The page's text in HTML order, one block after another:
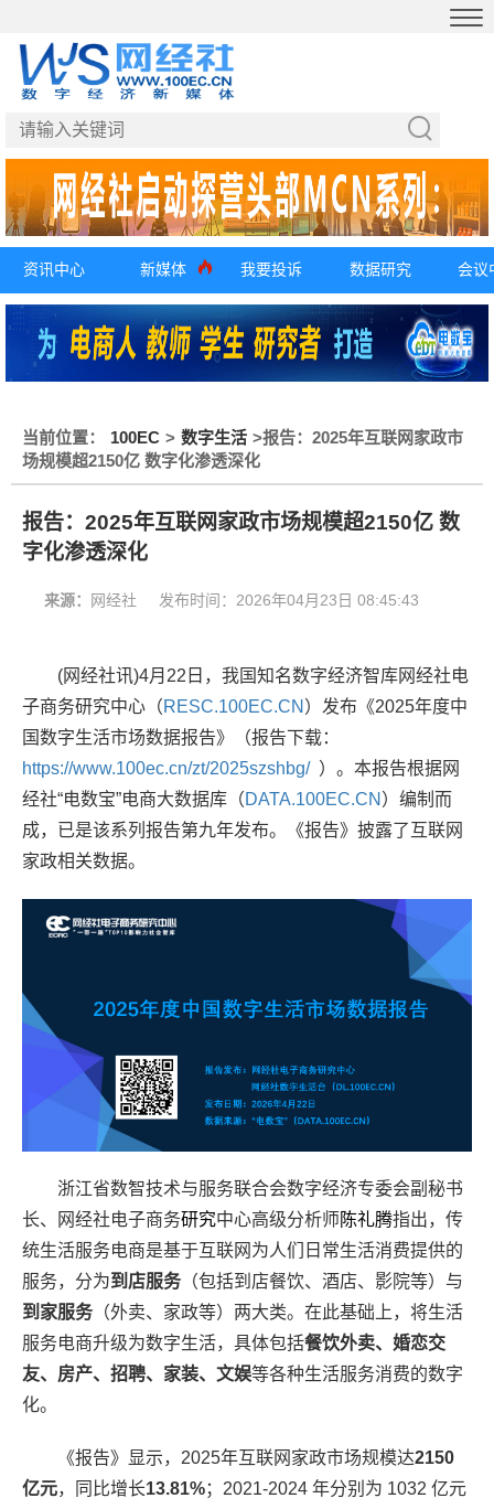
资讯中心 新媒体 我要投诉 数据研究 会议
当前位置： 100EC > 数字生活 >报告：2025年互联网家政市
场规模超2150亿 数字化渗透深化
报告：2025年互联网家政市场规模超2150亿 数
字化渗透深化
来源： 网经社 发布时间： 2026年04月23日 08:45:43
(网经社讯)4月22日，我国知名数字经济智库网经社电
子商务研究中心（RESC.100EC.CN ）发布《2025年度中
国数字生活市场数据报告》（报告下载：
https://www.100ec.cn/zt/2025szshbg/）。本报告根据网
经社“电数宝”电商大数据库（DATA.100EC.CN ）编制而
成，
已是该系列报告第九年发布。《报告》披露了互联网
家政相关数据。
浙江省数智技术与服务联合会数字经济专委会副秘书
长、
网经社电子商务研究中心高级分析师 陈礼腾指出，传
统生活服务电商是基于互联网为人们日常生活消费提供的
服务，分为到店服务 （包括到店餐饮、酒店、影院等）与
到家服务 （外卖、家政等）两大类。在此基础上，将生活
服务电商升级为数字生活，具体包括餐饮外卖、婚恋交
友、房产、招聘、家装、文娱等各种生活服务消费的数字
化。
《报告》显示， 2025年互联网家政市场规模达2150
亿元，同比增长13.81%； 2021-2024 年分别为 1032 亿元